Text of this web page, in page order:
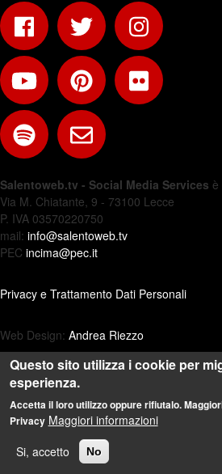
Salentoweb.tv - Social Media Services è
Via M. Chiatante, 9 - 73100 Lecce
P. IVA 03570220750
mail: info@salentoweb.tv
PEC incima@pec.it
Privacy e Trattamento Dati Personali
Web Design: Andrea Riezzo
Questo sito utilizza i cookie per
esperienza.
Accetta il loro utilizzo oppure rifiutalo.
Privacy Maggiori informazioni
Si, accetto
No